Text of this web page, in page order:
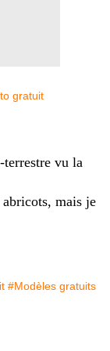
terrestre vu la
mais je
#Modèles gratuits